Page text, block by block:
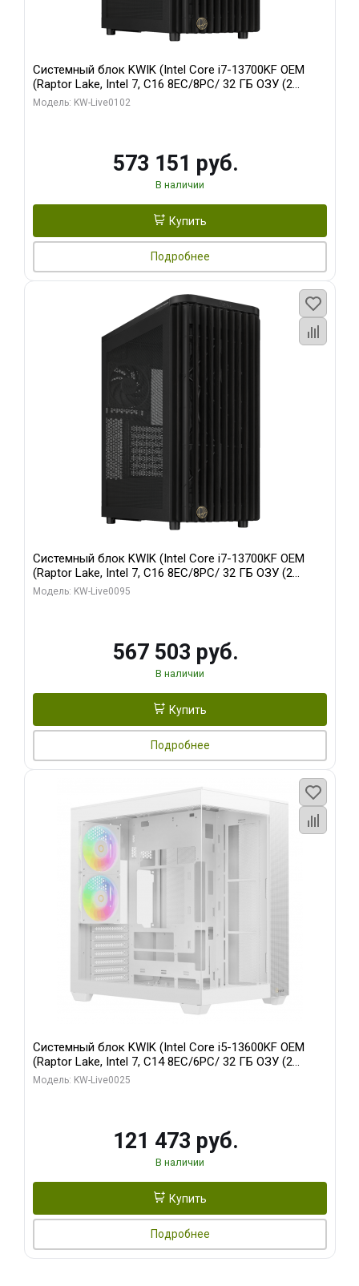
Системный блок KWIK (Intel Core i7-13700KF OEM
(Raptor Lake, Intel 7, C16 8EC/8PC/ 32 ГБ ОЗУ (2
модуля)/ Afox RTX4090 24GB GDDR6X 384-Bit 3xDP
Модель: KW-Live0102
573 151 руб.
В наличии
Купить
Подробнее
Системный блок KWIK (Intel Core i7-13700KF OEM
(Raptor Lake, Intel 7, C16 8EC/8PC/ 32 ГБ ОЗУ (2
модуля)/ Afox RTX4090 24GB GDDR6X 384-Bit 3xDP
Модель: KW-Live0095
567 503 руб.
В наличии
Купить
Подробнее
Системный блок KWIK (Intel Core i5-13600KF OEM
(Raptor Lake, Intel 7, C14 8EC/6PC/ 32 ГБ ОЗУ (2
модуля)/ Gigabyte RTX5060 WINDFORCE OC 8GB
Модель: KW-Live0025
121 473 руб.
В наличии
Купить
Подробнее